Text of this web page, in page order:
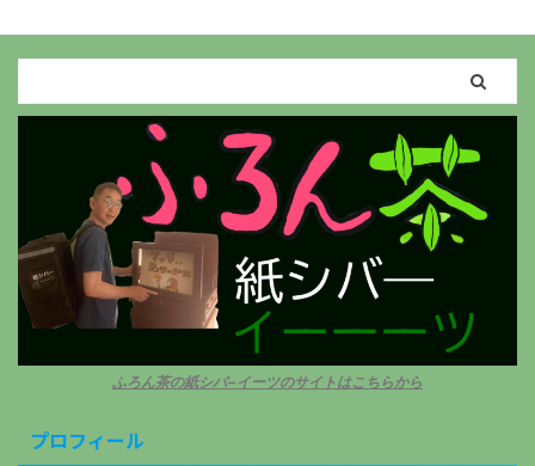
ふろん茶の紙シバ−イーツのサイトはこちらから
プロフィール